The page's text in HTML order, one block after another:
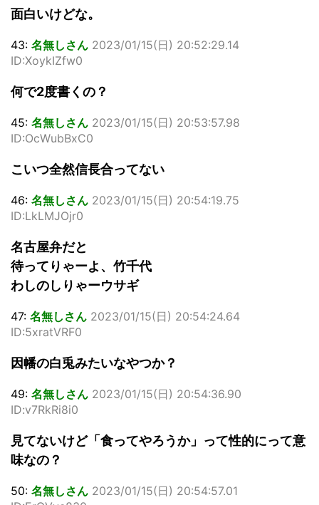
面白いけどな。
43: 名無しさん 2023/01/15(日) 20:52:29.14
ID:XoykIZfw0
何で2度書くの？
45: 名無しさん 2023/01/15(日) 20:53:57.98
ID:OcWubBxC0
こいつ全然信長合ってない
46: 名無しさん 2023/01/15(日) 20:54:19.75
ID:LkLMJOjr0
名古屋弁だと
待ってりゃーよ、竹千代
わしのしりゃーウサギ
47: 名無しさん 2023/01/15(日) 20:54:24.64
ID:5xratVRF0
因幡の白兎みたいなやつか？
49: 名無しさん 2023/01/15(日) 20:54:36.90
ID:v7RkRi8i0
見てないけど「食ってやろうか」って性的にって意
味なの？
50: 名無しさん 2023/01/15(日) 20:54:57.01